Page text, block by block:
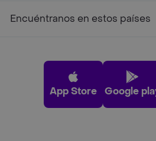
Encuéntranos en estos países
App Store Google